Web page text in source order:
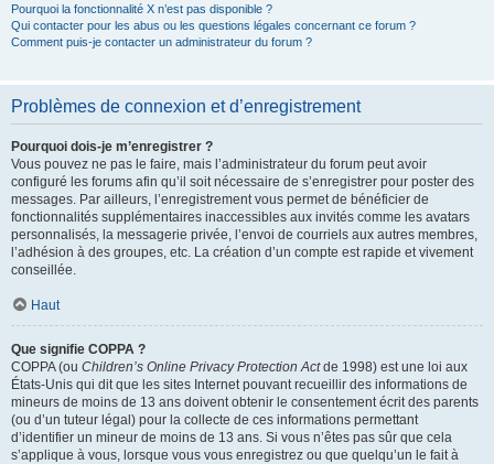
Pourquoi la fonctionnalité X n’est pas disponible ?
Qui contacter pour les abus ou les questions légales concernant ce forum ?
Comment puis-je contacter un administrateur du forum ?
Problèmes de connexion et d’enregistrement
Pourquoi dois-je m’enregistrer ?
Vous pouvez ne pas le faire, mais l’administrateur du forum peut avoir
configuré les forums afin qu’il soit nécessaire de s’enregistrer pour poster des
messages. Par ailleurs, l’enregistrement vous permet de bénéficier de
fonctionnalités supplémentaires inaccessibles aux invités comme les avatars
personnalisés, la messagerie privée, l’envoi de courriels aux autres membres,
l’adhésion à des groupes, etc. La création d’un compte est rapide et vivement
conseillée.
Haut
Que signifie COPPA ?
COPPA (ou Children’s Online Privacy Protection Actde 1998) est une loi aux
États-Unis qui dit que les sites Internet pouvant recueillir des informations de
mineurs de moins de 13 ans doivent obtenir le consentement écrit des parents
(ou d’un tuteur légal) pour la collecte de ces informations permettant
d’identifier un mineur de moins de 13 ans. Si vous n’êtes pas sûr que cela
s’applique à vous, lorsque vous vous enregistrez ou que quelqu’un le fait à